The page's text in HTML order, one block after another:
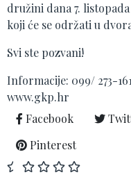
družini dana 7.
koji će se održati u
Svi ste pozvani!
Informacije: 099/ 273-
www.gkp.hr
Facebook
Pinterest